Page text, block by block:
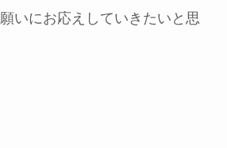
いにお応えしていきたいと思